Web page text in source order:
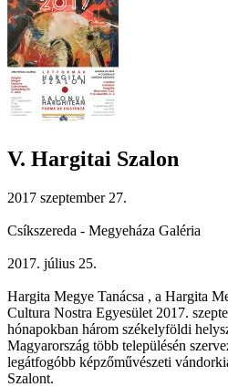
V. Hargitai Szalon
2017 szeptember 27.
Csíkszereda - Megyeháza Galéria
2017. július 25.
Hargita Megye Tanácsa , a Hargita
Cultura Nostra Egyesület 2017.
hónapokban három székelyföldi
Magyarország több településén
legátfogóbb képzőművészeti
Szalont.